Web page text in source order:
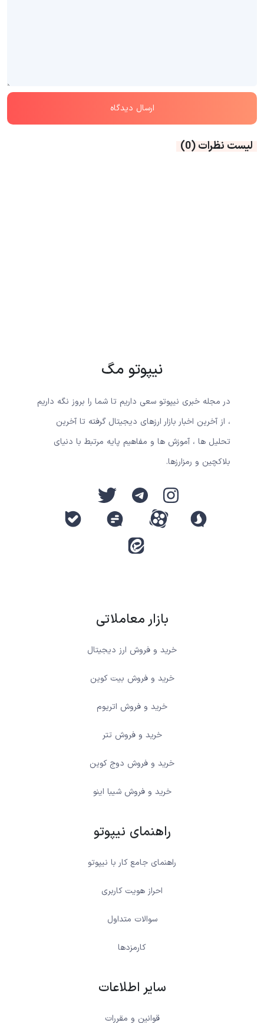
لیست نظرات(0)
نیپوتو مگ
در مجله خبری نیپوتو سعی داریم تا شما را بروز نگه داریم
، از آخرین اخبار بازار ارزهای دیجیتال گرفته تا آخرین
تحلیل ها ، آموزش ها و مفاهیم پایه مرتبط با دنیای
بلاکچین و رمزارزها.
بازار معاملاتی
خرید و فروش ارز دیجیتال
خرید و فروش بیت کوین
خرید و فروش اتریوم
خرید و فروش تتر
خرید و فروش دوج کوین
خرید و فروش شیبا اینو
راهنمای نیپوتو
راهنمای جامع کار با نیپوتو
احراز هویت کاربری
سوالات متداول
کارمزدها
سایر اطلاعات
قوانین و مقررات